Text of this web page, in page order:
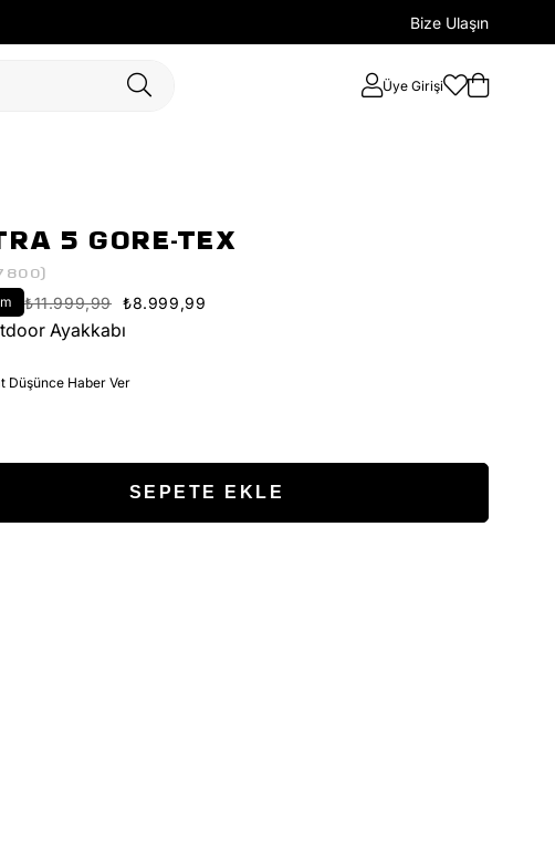
Bize Ulaşın
Üye Girişi
5 GORE-TEX
₺11.999,99 ₺8.999,99
Ayakkabı
Düşünce Haber Ver